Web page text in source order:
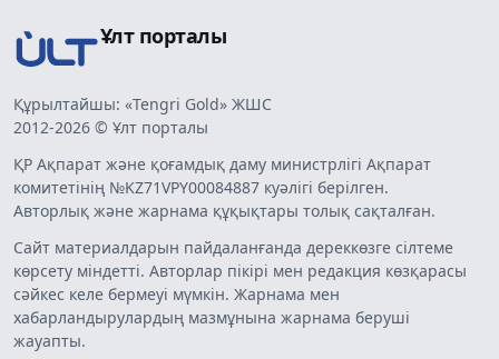
Ұлт порталы
Құрылтайшы: «Tengri Gold» ЖШС
2012-2026 © Ұлт порталы
ҚР Ақпарат және қоғамдық даму министрлігі Ақпарат
комитетінің №KZ71VPY00084887 куәлігі берілген.
Авторлық және жарнама құқықтары толық сақталған.
Сайт материалдарын пайдаланғанда дереккөзге сілтеме
көрсету міндетті. Авторлар пікірі мен редакция көзқарасы
сәйкес келе бермеуі мүмкін. Жарнама мен
хабарландырулардың мазмұнына жарнама беруші
жауапты.